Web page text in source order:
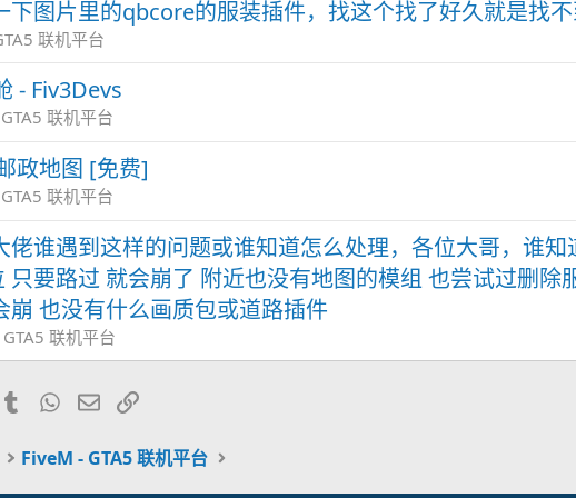
下图片里的qbcore的服装插件，找这个找了好久就是找
联机平台
- Fiv3Devs
联机平台
政地图 [免费]
联机平台
佬谁遇到这样的问题或谁知道怎么处理，各位大哥，谁知
只要路过 就会崩了 附近也没有地图的模组 也尝试过删除
也没有什么画质包或道路插件
联机平台
TumblrWhatsApp
邮件链接
FiveM - GTA5 联机平台